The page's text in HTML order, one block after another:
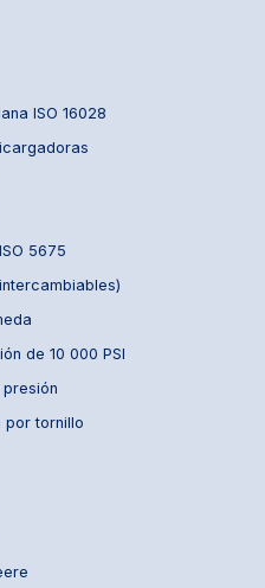
ISO 16028
5675
de 10 000 PSI
por tornillo